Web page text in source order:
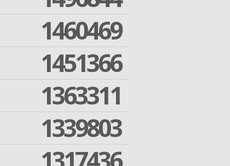
1460469
1451366
1363311
1339803